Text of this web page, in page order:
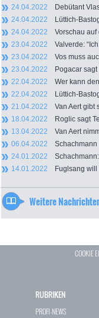
24.04.2022 Debütant
24.04.2022 Lüttich-
24.04.2022 Vorschau auf
23.04.2022 Valverde:
23.04.2022 Vos muss
23.04.2022 Pogacar sagt
22.04.2022 Wer kann
22.04.2022 Lüttich-
21.04.2022 Van Aert gibt
18.04.2022 Roglic sagt
13.04.2022 Van Aert
06.04.2022 Schachmann
24.01.2022 Schachmann:
14.01.2022 Fuglsang will
Weitere
COOKIE
RUBRIKEN
PROFI-NEWS